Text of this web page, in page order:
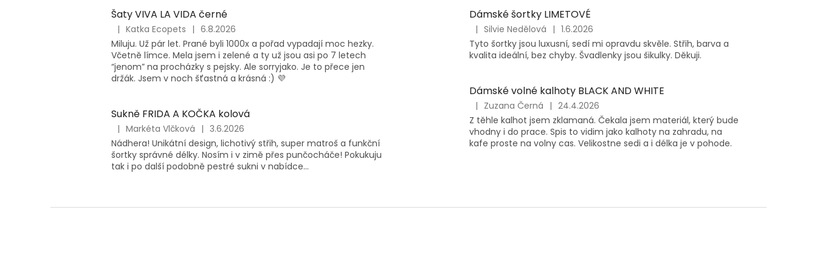
Šaty VIVA LA VIDA černé
Hodnocení
produktu
je
5
z
| Katka Ecopets | 6.8.2026
Miluju. Už pár let. Prané byli 1000x a pořad vypadají moc hezky.
Včetně límce. Mela jsem i zelené a ty už jsou asi po 7 letech
“jenom” na procházky s pejsky. Ale sorryjako. Je to přece jen
držák. Jsem v noch šťastná a krásná :) 💜
Sukně FRIDA A KOČKA kolová
Hodnocení
produktu
je
5
| Markéta Vlčková | 3.6.2026
Nádhera! Unikátní design, lichotivý střih, super matroš a funkční
šortky správné délky. Nosím i v zimě přes punčocháče! Pokukuju
tak i po další podobně pestré sukni v nabídce...
Dámské šortky LIMETOVÉ
Hodnocení
produktu
je
5
hvězdiček.
| Silvie Nedělová | 1.6.2026
Tyto šortky jsou luxusní, sedí mi opravdu skvěle. Střih, barva a
kvalita ideální, bez chyby. Švadlenky jsou šikulky. Děkuji.
Dámské volné kalhoty BLACK AND WHITE
Hodnocení
produktu
je
5
| Zuzana Černá | 24.4.2026
Z těhle kalhot jsem zklamaná. Čekala jsem materiál, který bude
vhodny i do prace. Spis to vidim jako kalhoty na zahradu, na
kafe proste na volny cas. Velikostne sedi a i délka je v pohode.